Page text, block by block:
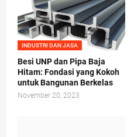
INDUSTRI DAN JASA
Besi UNP dan Pipa Baja
Hitam: Fondasi yang Kokoh
untuk Bangunan Berkelas
November 20, 2023